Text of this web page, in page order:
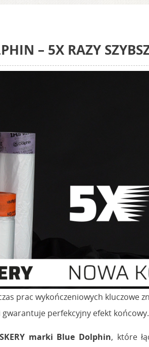
– 5X RAZY
prac wykończeniowych
perfekcyjny efekt końcowy.
marki Blue Dolphin, które